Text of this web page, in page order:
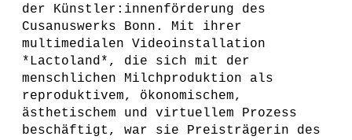
der Künstler:innenförderung des
Cusanuswerks Bonn. Mit ihrer
multimedialen Videoinstallation
*Lactoland*, die sich mit der
menschlichen Milchproduktion als
reproduktivem, ökonomischem,
ästhetischem und virtuellem Prozess
beschäftigt, war sie Preisträgerin des